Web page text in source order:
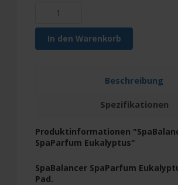
In den Warenkorb
Beschreibung
Spezifikationen
Produktinformationen
SpaParfum Eukalyptus"
SpaBalancer SpaParfum
Pad.